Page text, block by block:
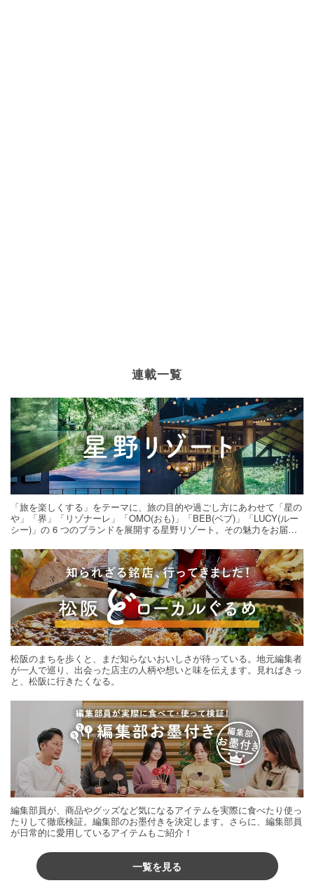
連載一覧
「旅を楽しくする」をテーマに、旅の目的や過ごし方にあわせて「星の
や」「界」「リゾナーレ」「OMO(おも)」「BEB(ベブ)」「LUCY(ルー
シー)」の 6 つのブランドを展開する星野リゾート。その魅力をお届け
松阪のまちを歩くと、まだ知らないおいしさが待っている。地元編集者
が一人で巡り、出会った店主の人柄や想いと味を伝えます。見ればきっ
と、松阪に行きたくなる。
編集部員が、商品やグッズなど気になるアイテムを実際に食べたり使っ
たりして徹底検証。編集部のお墨付きを決定します。さらに、編集部員
が日常的に愛用しているアイテムもご紹介！
一覧を見る